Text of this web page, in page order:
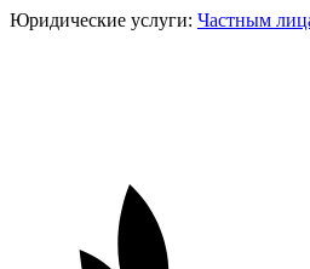
Юридические услуги: Частным